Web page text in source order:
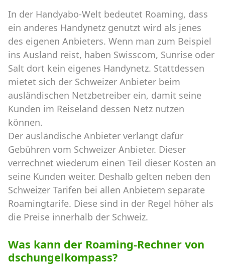
In der Handyabo-Welt bedeutet Roaming, dass
ein anderes Handynetz genutzt wird als jenes
des eigenen Anbieters. Wenn man zum Beispiel
ins Ausland reist, haben Swisscom, Sunrise oder
Salt dort kein eigenes Handynetz. Stattdessen
mietet sich der Schweizer Anbieter beim
ausländischen Netzbetreiber ein, damit seine
Kunden im Reiseland dessen Netz nutzen
können.
Der ausländische Anbieter verlangt dafür
Gebühren vom Schweizer Anbieter. Dieser
verrechnet wiederum einen Teil dieser Kosten an
seine Kunden weiter. Deshalb gelten neben den
Schweizer Tarifen bei allen Anbietern separate
Roamingtarife. Diese sind in der Regel höher als
die Preise innerhalb der Schweiz.
Was kann der Roaming-Rechner von
dschungelkompass?